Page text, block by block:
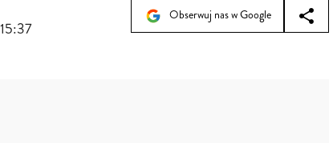
Obserwuj nas w Google